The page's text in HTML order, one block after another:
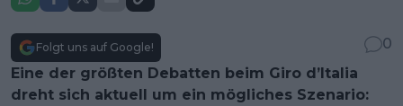
Folgt uns auf Google!
0
Eine der größten Debatten beim Giro d’Italia
dreht sich aktuell um ein mögliches Szenario: